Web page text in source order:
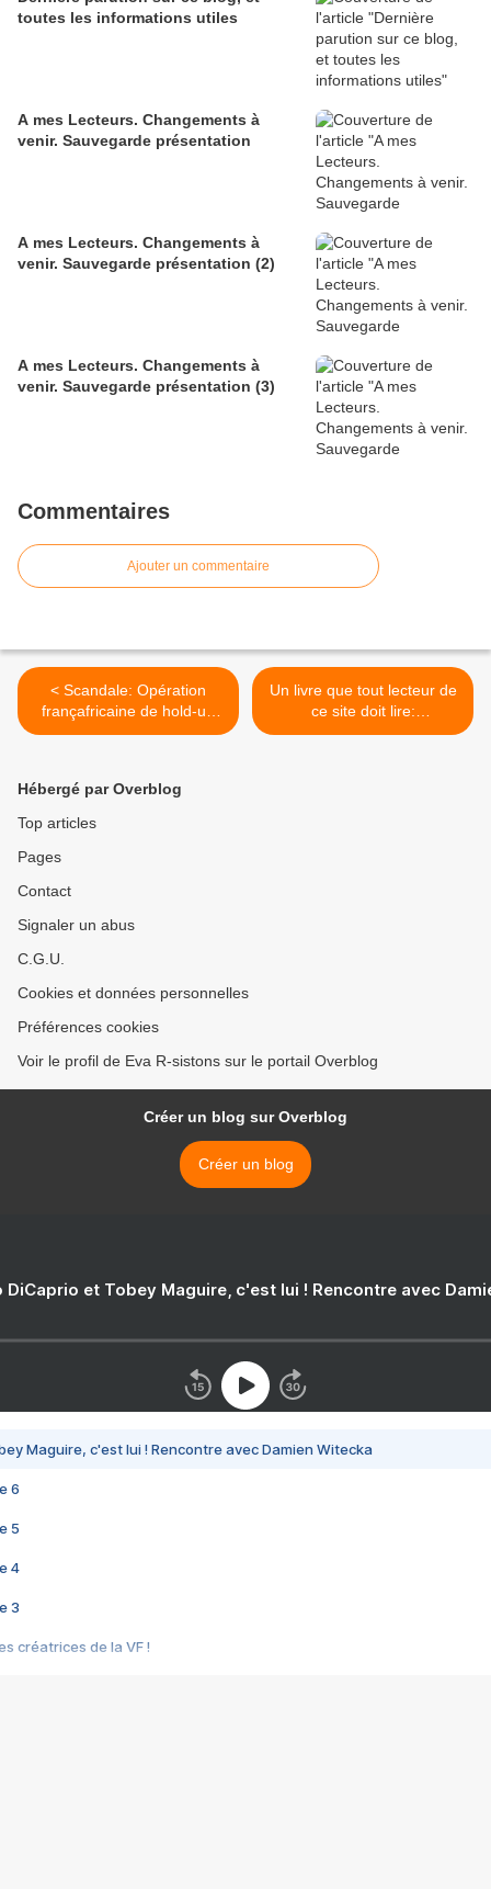
toutes les informations utiles
A mes Lecteurs. Changements à
venir. Sauvegarde présentation
A mes Lecteurs. Changements à
venir. Sauvegarde présentation (2)
A mes Lecteurs. Changements à
venir. Sauvegarde présentation (3)
Commentaires
Ajouter un commentaire
< Scandale: Opération
françafricaine de hold-up
électoral en Côte d'Ivoire
Un livre que tout lecteur de
ce site doit lire:
Démosophie (tout sur le
Hébergé par Overblog
Top articles
Pages
Contact
Signaler un abus
C.G.U.
Cookies et données personnelles
Préférences cookies
Voir le profil de Eva R-sistons sur le portail Overblog
Créer un blog sur Overblog
Créer un blog
DiCaprio et Tobey Maguire, c'est lui ! Rencontre avec
Maguire, c'est lui ! Rencontre avec Damien Witecka
6
5
4
3
créatrices de la VF !